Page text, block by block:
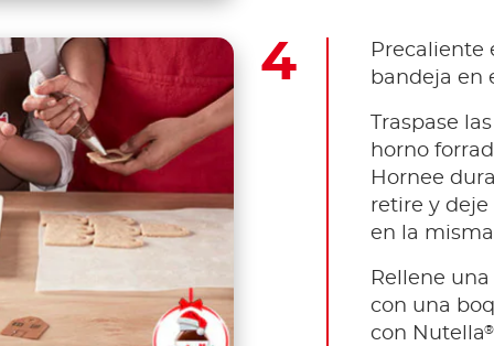
Precaliente
bandeja en
Traspase
horno
Hornee
retire y
en la
Rellene
con una
con Nutella®